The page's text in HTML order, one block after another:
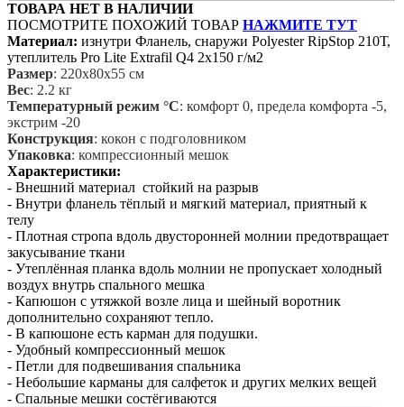
ТОВАРА НЕТ В НАЛИЧИИ
ПОСМОТРИТЕ ПОХОЖИЙ ТОВАР НАЖМИТЕ ТУТ
Материал: изнутри Фланель, снаружи Polyester RipStop 210Т,
утеплитель Pro Lite Extrafil Q4 2х150 г/м2
Размер: 220х80х55 см
Вес: 2.2 кг
Температурный режим °С: комфорт 0, предела комфорта -5,
экстрим -20
Конструкция: кокон с подголовником
Упаковка: компрессионный мешок
Характеристики:
- Внешний материал стойкий на разрыв
- Внутри фланель тёплый и мягкий материал, приятный к
телу
- Плотная стропа вдоль двусторонней молнии предотвращает
закусывание ткани
- Утеплённая планка вдоль молнии не пропускает холодный
воздух внутрь спального мешка
- Капюшон с утяжкой возле лица и шейный воротник
дополнительно сохраняют тепло.
- В капюшоне есть карман для подушки.
- Удобный компрессионный мешок
- Петли для подвешивания спальника
- Небольшие карманы для салфеток и других мелких вещей
- Спальные мешки состёгиваются